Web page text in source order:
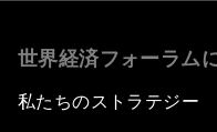
世界経済フォーラム
私たちのストラテジー